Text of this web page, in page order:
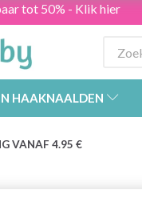
tot 50% - Klik hier
HAAKNAALDEN
VANAF 4.95 €